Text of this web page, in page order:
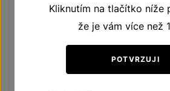
Sauvignon
Sekty a šumivá vína
Kliknutím na tlačítko níže
že je vám více než
POTVRZUJI